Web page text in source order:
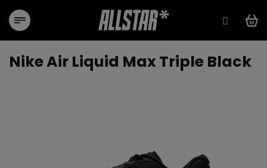
obsah
Nike Air Liquid Max Triple Black